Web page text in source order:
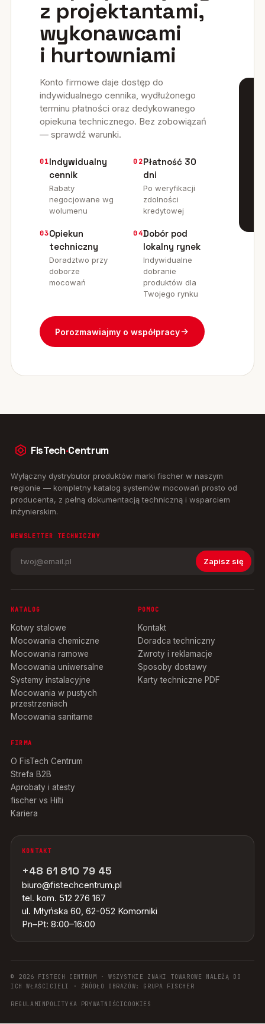
z projektantami,
wykonawcami
i hurtowniami
Konto firmowe daje dostęp do
indywidualnego cennika, wydłużonego
terminu płatności oraz dedykowanego
opiekuna technicznego. Bez zobowiązań
— sprawdź warunki.
01Indywidualny
cennik
Rabaty
negocjowane wg
wolumenu
02Płatność 30
dni
Po weryfikacji
zdolności
kredytowej
03Opiekun
techniczny
Doradztwo przy
doborze
mocowań
04Dobór pod
lokalny rynek
Indywidualne
dobranie
produktów dla
Twojego rynku
Porozmawiajmy o współpracy
FisTech·Centrum
Wyłączny dystrybutor produktów marki fischer w naszym
regionie — kompletny katalog systemów mocowań prosto od
producenta, z pełną dokumentacją techniczną i wsparciem
inżynierskim.
NEWSLETTER TECHNICZNY
Zapisz się
KATALOG
Kotwy stalowe
Mocowania chemiczne
Mocowania ramowe
Mocowania uniwersalne
Systemy instalacyjne
Mocowania w pustych
przestrzeniach
Mocowania sanitarne
POMOC
Kontakt
Doradca techniczny
Zwroty i reklamacje
Sposoby dostawy
Karty techniczne PDF
FIRMA
O FisTech Centrum
Strefa B2B
Aprobaty i atesty
fischer vs Hilti
Kariera
KONTAKT
+48 61 810 79 45
biuro@fistechcentrum.pl
tel. kom. 512 276 167
ul. Młyńska 60, 62-052 Komorniki
Pn–Pt: 8:00–16:00
© 2026 FISTECH CENTRUM · WSZYSTKIE ZNAKI TOWAROWE NALEŻĄ DO
ICH WŁAŚCICIELI · ŹRÓDŁO OBRAZÓW: GRUPA FISCHER
REGULAMINPOLITYKA PRYWATNOŚCICOOKIES